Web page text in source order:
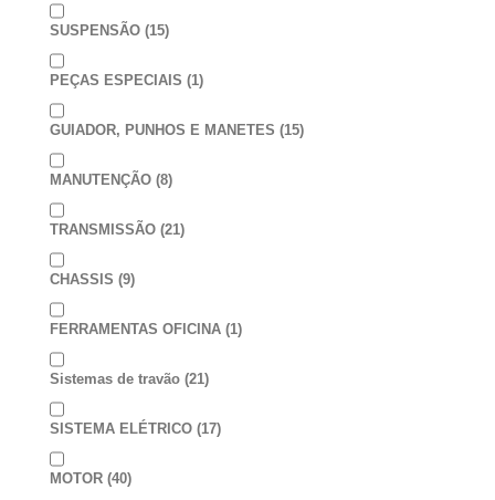
SUSPENSÃO (15)
PEÇAS ESPECIAIS (1)
GUIADOR, PUNHOS E MANETES (15)
MANUTENÇÃO (8)
TRANSMISSÃO (21)
CHASSIS (9)
FERRAMENTAS OFICINA (1)
Sistemas de travão (21)
SISTEMA ELÉTRICO (17)
MOTOR (40)